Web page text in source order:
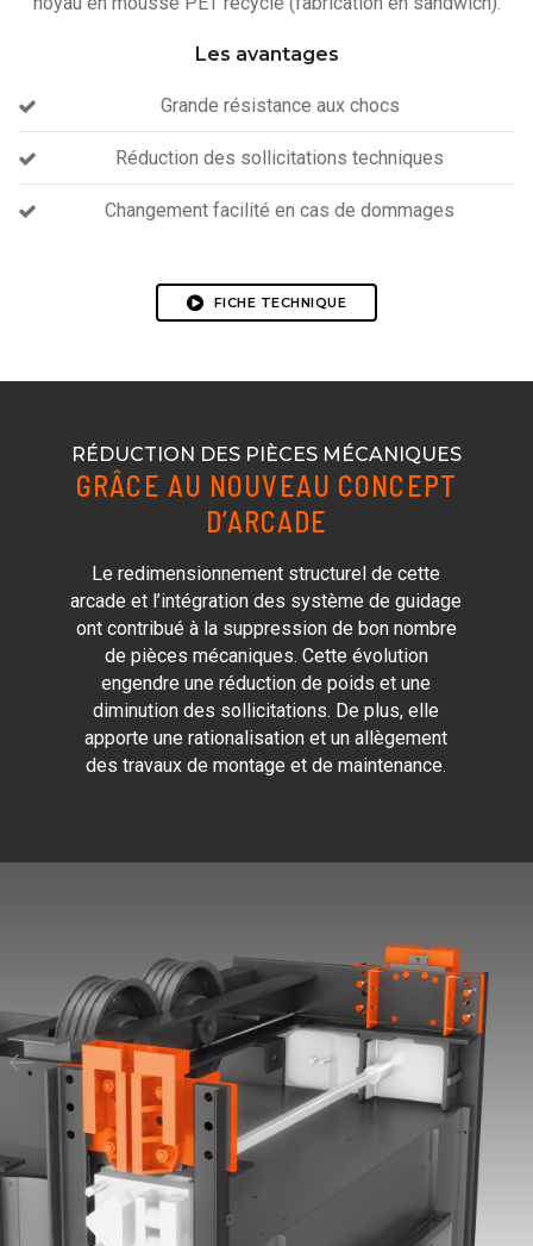
Les avantages
Grande résistance aux chocs
Réduction des sollicitations techniques
Changement facilité en cas de dommages
FICHE TECHNIQUE
RÉDUCTION DES PIÈCES MÉCANIQUES
GRÂCE AU NOUVEAU CONCEPT
D’ARCADE
Le redimensionnement structurel de cette
arcade et l’intégration des système de guidage
ont contribué à la suppression de bon nombre
de pièces mécaniques. Cette évolution
engendre une réduction de poids et une
diminution des sollicitations. De plus, elle
apporte une rationalisation et un allègement
des travaux de montage et de maintenance.